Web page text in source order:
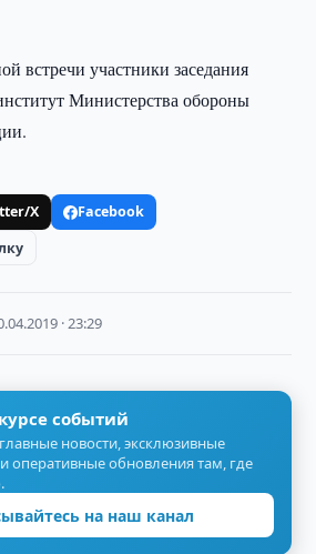
встречи участники заседания
Министерства обороны
X
Facebook
· 23:29
событий
новости, эксклюзивные
оперативные обновления там, где
на наш канал